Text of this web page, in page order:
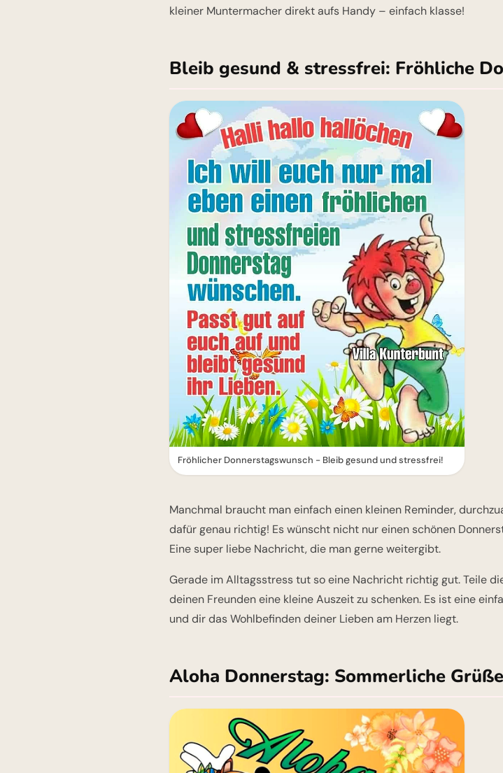
kleiner Muntermacher direkt aufs Handy – einfach klasse!
Bleib gesund & stressfrei: Fröhliche
Fröhlicher Donnerstagswunsch - Bleib gesund und stressfrei!
Manchmal braucht man einfach einen kleinen Reminder,
dafür genau richtig! Es wünscht nicht nur einen schönen
Eine super liebe Nachricht, die man gerne weitergibt.
Gerade im Alltagsstress tut so eine Nachricht richtig gut. Teile
deinen Freunden eine kleine Auszeit zu schenken. Es ist eine
und dir das Wohlbefinden deiner Lieben am Herzen liegt.
Aloha Donnerstag: Sommerliche